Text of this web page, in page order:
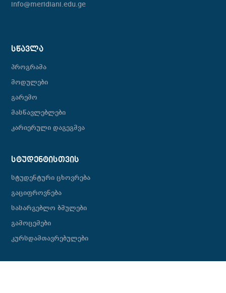
info@meridiani.edu.ge
ᲡᲬᲐᲕᲚᲐ
პროგრამა
მოდულები
გარემო
მასწავლებლები
კარიერული დაგეგმვა
ᲡᲢᲣᲓᲔᲜᲢᲘᲡᲗᲕᲘᲡ
სტუდენტური ცხოვრება
გაციფროვნება
სასარგებლო ბმულები
გამოცემები
კურსდამთავრებულები